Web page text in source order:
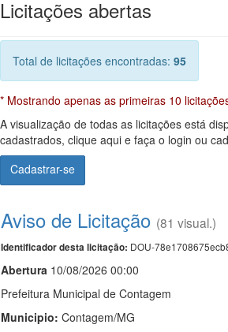
Licitações abertas
Total de licitações encontradas: 95
* Mostrando apenas as primeiras 10
A visualização de todas as licitações está
cadastrados, clique aqui e faça o login ou
Cadastrar-se
Aviso de Licitação (81 visual.)
Identificador desta licitação: DOU-
Abertura 10/08/2026 00:00
Prefeitura Municipal de Contagem
Municipio: Contagem/MG